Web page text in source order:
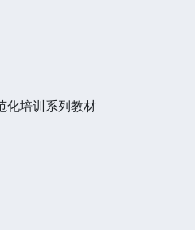
化培训系列教材